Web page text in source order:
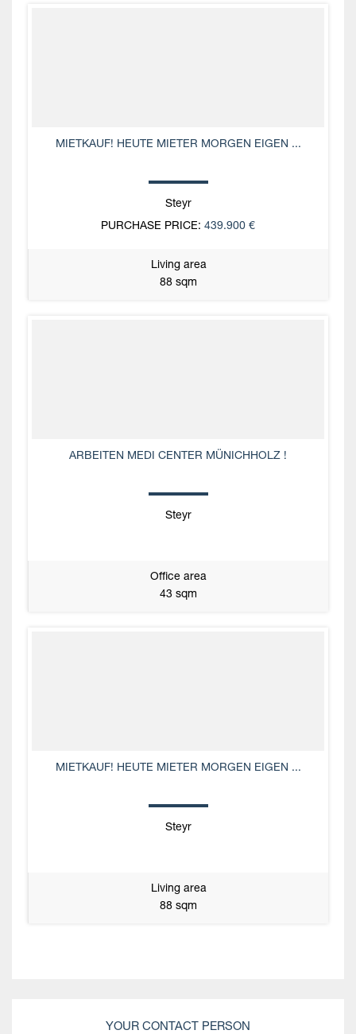
MIETKAUF! HEUTE MIETER MORGEN EIGEN ...
Steyr
PURCHASE PRICE: 439.900 €
Living area
88 sqm
ARBEITEN MEDI CENTER MÜNICHHOLZ !
Steyr
Office area
43 sqm
MIETKAUF! HEUTE MIETER MORGEN EIGEN ...
Steyr
Living area
88 sqm
YOUR CONTACT PERSON